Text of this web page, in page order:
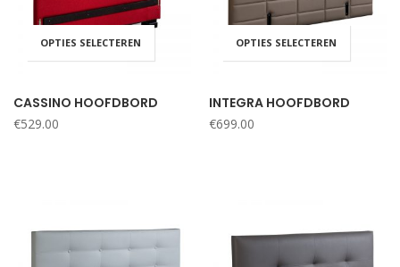
OPTIES SELECTEREN
CASSINO HOOFDBORD
€529.00
OPTIES SELECTEREN
INTEGRA HOOFDBORD
€699.00